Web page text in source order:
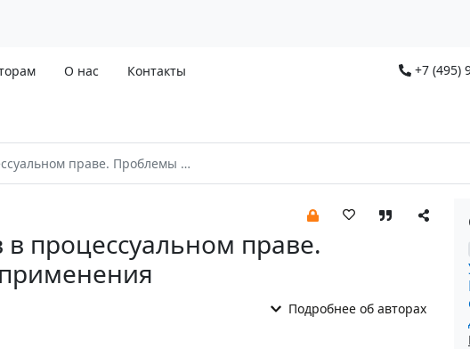
О нас Контакты +7 (495)
праве. Проблемы правоприменения
в процессуальном праве.
Подробнее об авторах